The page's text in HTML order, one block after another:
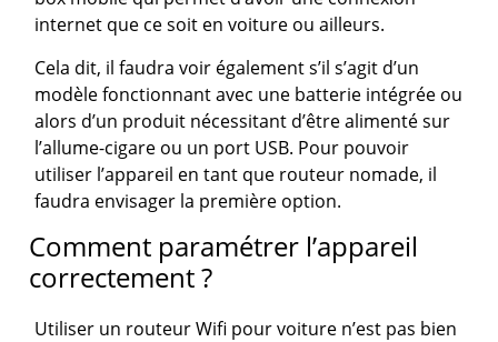
internet que ce soit en voiture ou ailleurs.
Cela dit, il faudra voir également s’il s’agit d’un
modèle fonctionnant avec une batterie intégrée ou
alors d’un produit nécessitant d’être alimenté sur
l’allume-cigare ou un port USB. Pour pouvoir
utiliser l’appareil en tant que routeur nomade, il
faudra envisager la première option.
Comment paramétrer l’appareil
correctement ?
Utiliser un routeur Wifi pour voiture n’est pas bien